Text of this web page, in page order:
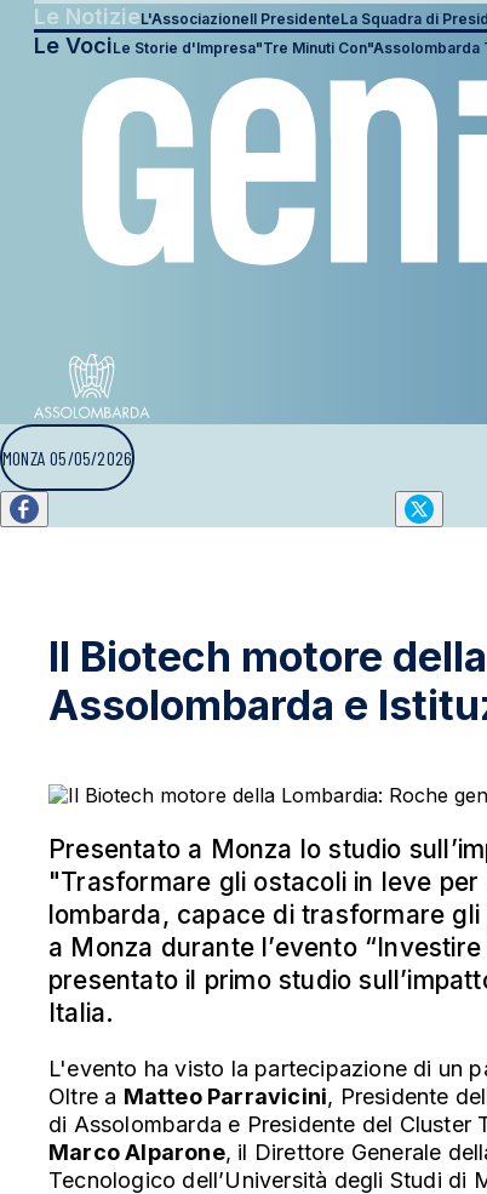
Le NotizieL'AssociazioneIl PresidenteLa Squadra di
Le VociLe Storie d'Impresa"Tre Minuti Con"Assolombarda
MONZA 05/05/2026
Il Biotech motore
Assolombarda e
Presentato a Monza lo studio
"Trasformare gli ostacoli in leve
lombarda, capace di trasformare
a Monza durante l’evento
presentato il primo studio
Italia.
L'evento ha visto la partecipazione di un
Oltre a Matteo Parravicini, Presidente
di Assolombarda e Presidente del Cluster
Marco Alparone, il Direttore Generale
Tecnologico dell’Università degli Studi di